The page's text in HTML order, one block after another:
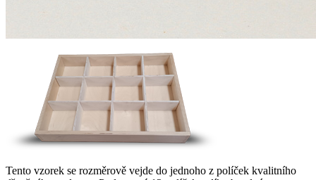
Tento vzorek se rozměrově vejde do jednoho z políček kvalitního